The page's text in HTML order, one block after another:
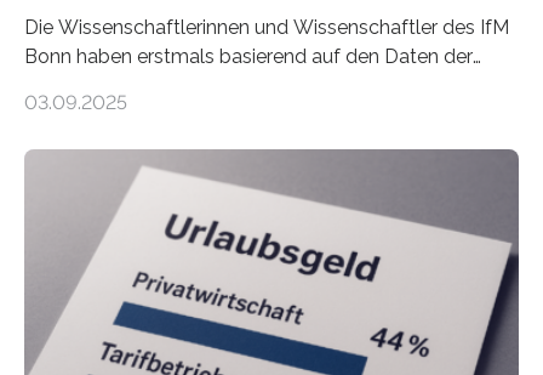
Die Wissenschaftlerinnen und Wissenschaftler des IfM
Bonn haben erstmals basierend auf den Daten der
Landkreise mit den meisten Gründungen von
ist demnach Berlin. Betrachtet man nur die Gründungen
der Freiberuflerinnen, so liegt Leipzig an der Spitze. In
Berlin starteten in 2024 die meisten Personen in eine
eigene freiberufliche Existenz, dahinter folgten die
Städte Hamburg, München und Köln. Betrachtet man
hingegen die Existenzgründungsintensität – die Anzahl
der freiberuflichen Gründungen je…
03.09.2025